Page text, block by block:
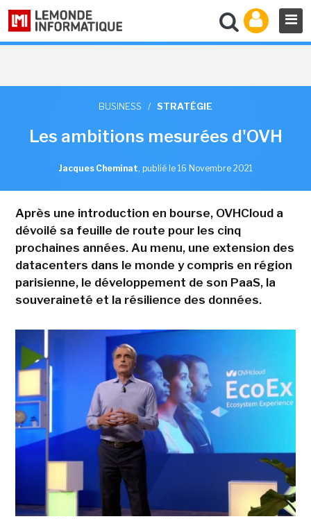
BUSINESS / STRATÉGIE
Les ambitions mesurées d'OVH
Jacques Cheminat, publié le 16 Novembre 2021
Après une introduction en bourse, OVHCloud a
dévoilé sa feuille de route pour les cinq
prochaines années. Au menu, une extension des
datacenters dans le monde y compris en région
parisienne, le développement de son PaaS, la
souveraineté et la résilience des données.